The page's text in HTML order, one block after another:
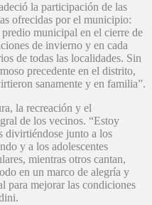
la participación de las
ofrecidas por el municipio:
municipal en el cierre de
de invierno y en cada
de todas las localidades. Sin
precedente en el distrito,
sanamente y en familia”.
la recreación y el
de los vecinos. “Estoy
divirtiéndose junto a los
y a los adolescentes
mientras otros cantan,
en un marco de alegría y
para mejorar las condiciones